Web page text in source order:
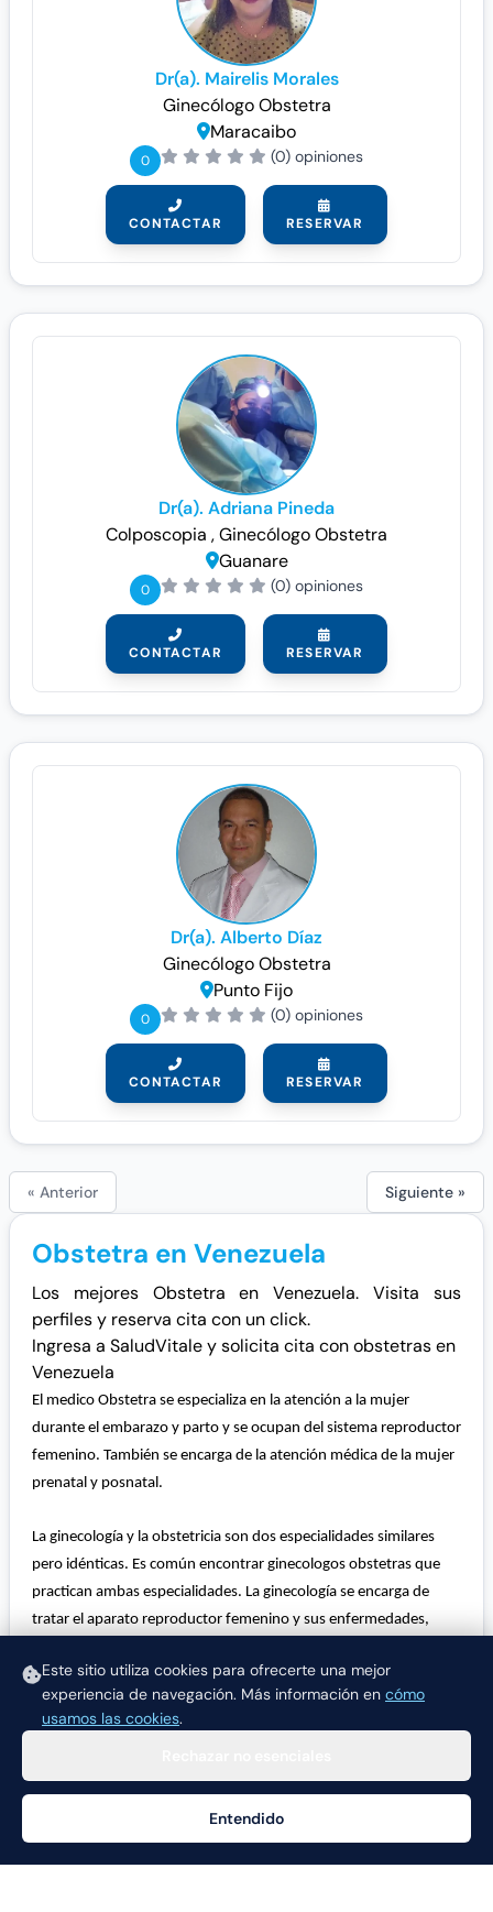
Este sitio utiliza cookies para ofrecerte una mejor
experiencia de navegación. Más información en cómo
usamos las cookies.
Entendido
Dr(a). Mairelis Morales
GinecólogoObstetra
Maracaibo
0 (0) opiniones
CONTACTAR RESERVAR
Dr(a). Adriana Pineda
Colposcopia , GinecólogoObstetra
Guanare
0 (0) opiniones
CONTACTAR RESERVAR
Dr(a). Alberto Díaz
GinecólogoObstetra
Punto Fijo
0 (0) opiniones
CONTACTAR RESERVAR
« Anterior Siguiente »
Obstetra en Venezuela
Los mejores Obstetra en Venezuela. Visita sus
perfiles y reserva cita con un click.
Ingresa a SaludVitale y solicita cita con obstetras en
Venezuela
El medico Obstetra se especializa en la atención a la mujer
durante el embarazo y parto y se ocupan del sistema reproductor
femenino. También se encarga de la atención médica de la mujer
prenatal y posnatal.
La ginecología y la obstetricia son dos especialidades similares
pero idénticas. Es común encontrar ginecologos obstetras que
practican ambas especialidades. La ginecología se encarga de
tratar el aparato reproductor femenino y sus enfermedades,
parto y posparto.
Ayuda